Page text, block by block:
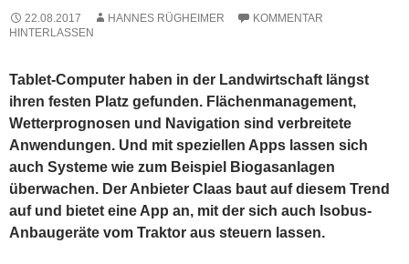
22.08.2017 HANNES RÜGHEIMER
KOMMENTAR
HINTERLASSEN
Tablet-Computer haben in der Landwirtschaft längst
ihren festen Platz gefunden. Flächenmanagement,
Wetterprognosen und Navigation sind verbreitete
Anwendungen. Und mit speziellen Apps lassen sich
auch Systeme wie zum Beispiel Biogasanlagen
überwachen. Der Anbieter Claas baut auf diesem Trend
auf und bietet eine App an, mit der sich auch Isobus-
Anbaugeräte vom Traktor aus steuern lassen.